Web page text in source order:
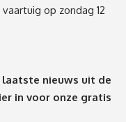
op zondag 12
nieuws uit de
in voor onze gratis